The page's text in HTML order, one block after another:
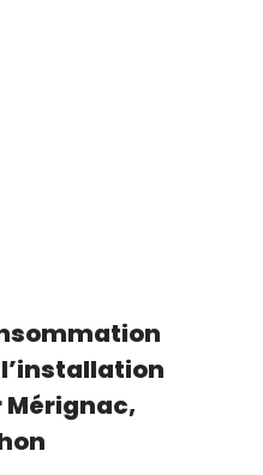
Mérignac,